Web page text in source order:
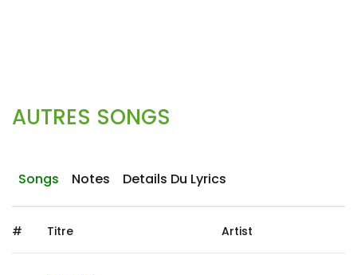
AUTRES SONGS
Songs Notes Details Du Lyrics
# Titre Artist